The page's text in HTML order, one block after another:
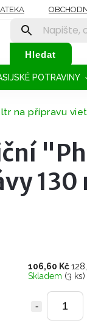
Hledat
POTRAVINY
na přípravu
130
106,60 Kč
Skladem (3 ks)